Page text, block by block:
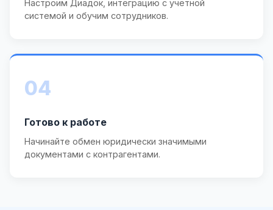
Настроим Диадок, интеграцию с учётной
системой и обучим сотрудников.
04
Готово к работе
Начинайте обмен юридически значимыми
документами с контрагентами.